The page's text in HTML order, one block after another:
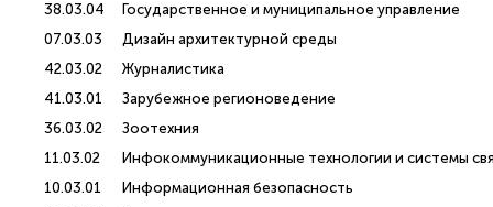
38.03.04
Государственное и муниципальное управление
07.03.03
Дизайн архитектурной среды
42.03.02
Журналистика
41.03.01
Зарубежное регионоведение
36.03.02
Зоотехния
11.03.02
Инфокоммуникационные технологии и системы
10.03.01
Информационная безопасность